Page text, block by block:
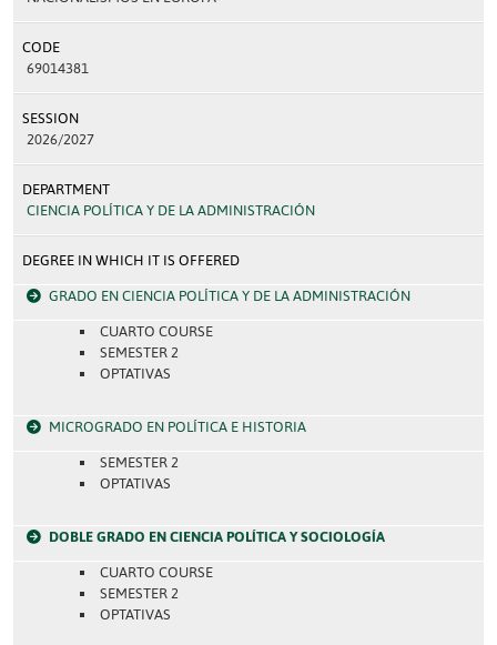
CODE
69014381
SESSION
2026/2027
DEPARTMENT
CIENCIA POLÍTICA Y DE LA ADMINISTRACIÓN
DEGREE IN WHICH IT IS OFFERED
GRADO EN CIENCIA POLÍTICA Y DE LA ADMINISTRACIÓN
CUARTO COURSE
SEMESTER 2
OPTATIVAS
MICROGRADO EN POLÍTICA E HISTORIA
SEMESTER 2
OPTATIVAS
DOBLE GRADO EN CIENCIA POLÍTICA Y SOCIOLOGÍA
CUARTO COURSE
SEMESTER 2
OPTATIVAS